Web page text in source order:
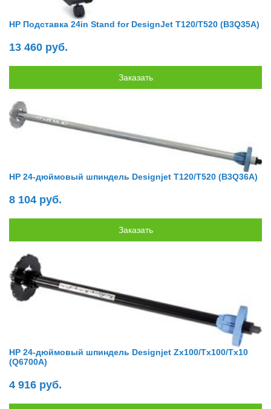
HP Подставка 24in Stand for DesignJet T120/T520 (B3Q35A)
13 460 руб.
HP 24-дюймовый шпиндель Designjet T120/T520 (B3Q36A)
8 104 руб.
HP 24-дюймовый шпиндель Designjet Zx100/Tx100/Tx10
(Q6700A)
4 916 руб.